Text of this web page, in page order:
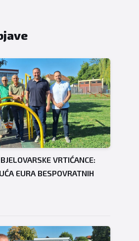
VRTIĆANCE:
EURA BESPOVRATNIH